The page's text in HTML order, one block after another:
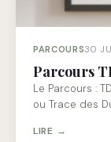
PARCOURS30
Parcours
Le Parcours :
ou Trace des
LIRE →